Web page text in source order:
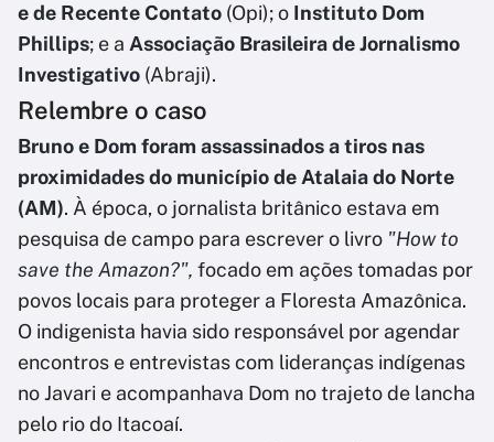
e de Recente Contato (Opi); o Instituto Dom
Phillips; e a Associação Brasileira de Jornalismo
Investigativo (Abraji).
Relembre o caso
Bruno e Dom foram assassinados a tiros nas
proximidades do município de Atalaia do Norte
(AM). À época, o jornalista britânico estava em
pesquisa de campo para escrever o livro "How to
save the Amazon?", focado em ações tomadas por
povos locais para proteger a Floresta Amazônica.
O indigenista havia sido responsável por agendar
encontros e entrevistas com lideranças indígenas
no Javari e acompanhava Dom no trajeto de lancha
pelo rio do Itacoaí.